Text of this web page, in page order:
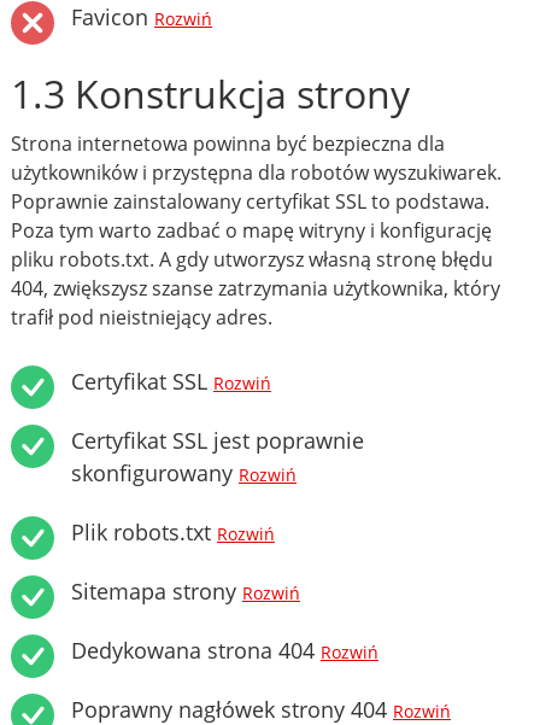
Favicon Rozwiń
1.3 Konstrukcja strony
Strona internetowa powinna być bezpieczna dla
użytkowników i przystępna dla robotów wyszukiwarek.
Poprawnie zainstalowany certyfikat SSL to podstawa.
Poza tym warto zadbać o mapę witryny i konfigurację
pliku robots.txt. A gdy utworzysz własną stronę błędu
404, zwiększysz szanse zatrzymania użytkownika, który
trafił pod nieistniejący adres.
Certyfikat SSL Rozwiń
Certyfikat SSL jest poprawnie
skonfigurowany Rozwiń
Plik robots.txt Rozwiń
Sitemapa strony Rozwiń
Dedykowana strona 404 Rozwiń
Poprawny nagłówek strony 404 Rozwiń